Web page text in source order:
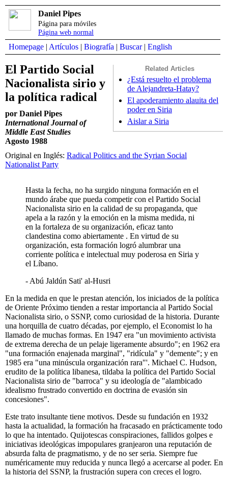
Daniel Pipes
Página para móviles
Página web normal
Homepage | Artículos | Biografía | Buscar| English
Related Articles
¿Está resuelto el problema
de Alejandreta-Hatay?
El apoderamiento alauita del
poder en Siria
Aislar a Siria
El Partido Social
Nacionalista sirio y
la política radical
por Daniel Pipes
International Journal of
Middle East Studies
Agosto 1988
Original en Inglés: Radical Politics and the Syrian Social
Nationalist Party
Hasta la fecha, no ha surgido ninguna formación en el
mundo árabe que pueda competir con el Partido Social
Nacionalista sirio en la calidad de su propaganda, que
apela a la razón y la emoción en la misma medida, ni
en la fortaleza de su organización, eficaz tanto
clandestina como abiertamente . En virtud de su
organización, esta formación logró alumbrar una
corriente política e intelectual muy poderosa en Siria y
el Líbano.
- Abú Jaldún Sati' al-Husri
En la medida en que le prestan atención, los iniciados de la política
de Oriente Próximo tienden a restar importancia al Partido Social
Nacionalista sirio, o SSNP, como curiosidad de la historia. Durante
una horquilla de cuatro décadas, por ejemplo, el Economist lo ha
llamado de muchas formas. En 1947 era "un movimiento activista
de extrema derecha de un pelaje ligeramente absurdo"; en 1962 era
"una formación enajenada marginal", "ridícula" y "demente"; y en
1985 era "una minúscula organización rara"'. Michael C. Hudson,
erudito de la política libanesa, tildaba la política del Partido Social
Nacionalista sirio de "barroca" y su ideología de "alambicado
idealismo frustrado convertido en doctrina de evasión sin
concesiones".
Este trato insultante tiene motivos. Desde su fundación en 1932
hasta la actualidad, la formación ha fracasado en prácticamente todo
lo que ha intentado. Quijotescas conspiraciones, fallidos golpes e
iniciativas ideológicas impopulares granjearon una reputación de
absurda falta de pragmatismo, y de no ser seria. Siempre fue
numéricamente muy reducida y nunca llegó a acercarse al poder. En
la historia del SSNP, la frustración supera con creces el logro.